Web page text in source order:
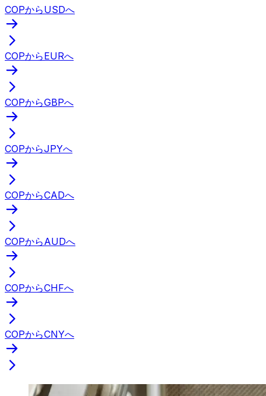
COPからUSDへ
COPからEURへ
COPからGBPへ
COPからJPYへ
COPからCADへ
COPからAUDへ
COPからCHFへ
COPからCNYへ